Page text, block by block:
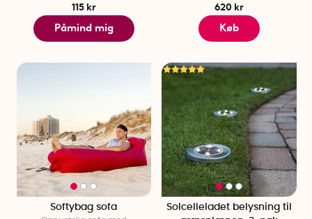
115 kr
Påmind mig
620 kr
Køb
Softybag sofa
Solcelleladet belysning til